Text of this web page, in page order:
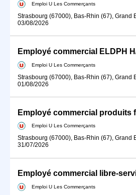
Emploi U Les Commerçants
Strasbourg (67000), Bas-Rhin (67), Grand
03/08/2026
Employé commercial ELDPH
Emploi U Les Commerçants
Strasbourg (67000), Bas-Rhin (67), Grand
01/08/2026
Emploi U Les Commerçants
Strasbourg (67000), Bas-Rhin (67), Grand
31/07/2026
Employé commercial libre-
Emploi U Les Commerçants